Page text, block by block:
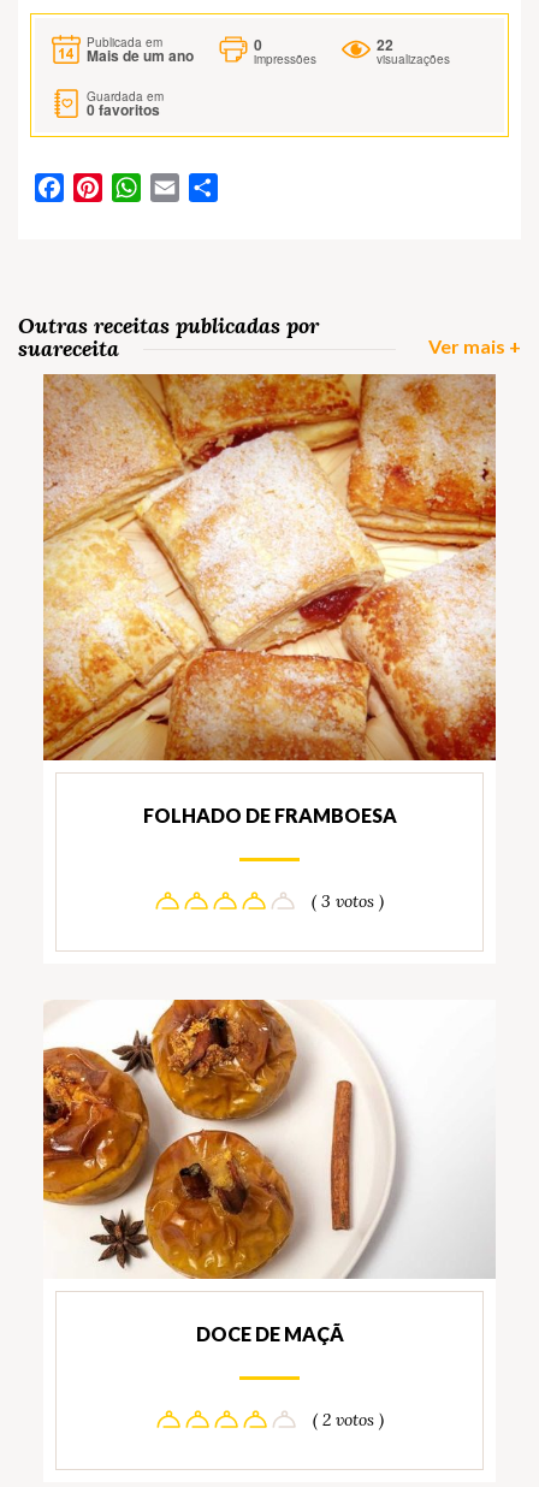
Publicada em
Mais de um ano
0
impressões
22
visualizações
Guardada em
0favoritos
FacebookPinterestWhatsApp
Email
Outras receitas publicadas por
suareceita
Ver mais +
FOLHADO DE FRAMBOESA
( 3 votos )
DOCE DE MAÇÃ
( 2 votos )